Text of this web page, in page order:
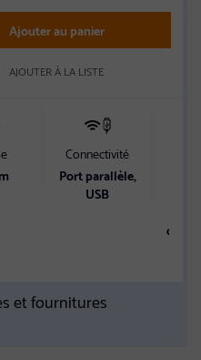
Ajouter au panier
AJOUTER À LA LISTE
Connectivité
Port parallèle,
USB
et fournitures